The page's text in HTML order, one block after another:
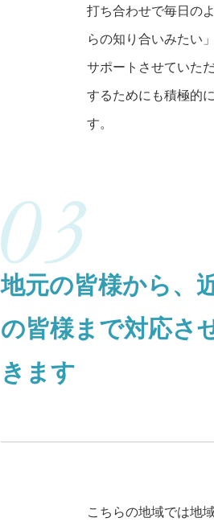
打ち合わせで毎日の
らの知り合いみたい
サポートさせていた
するためにも積極的
す。
地元の皆様から、
の皆様まで対応さ
きます
こちらの地域では地